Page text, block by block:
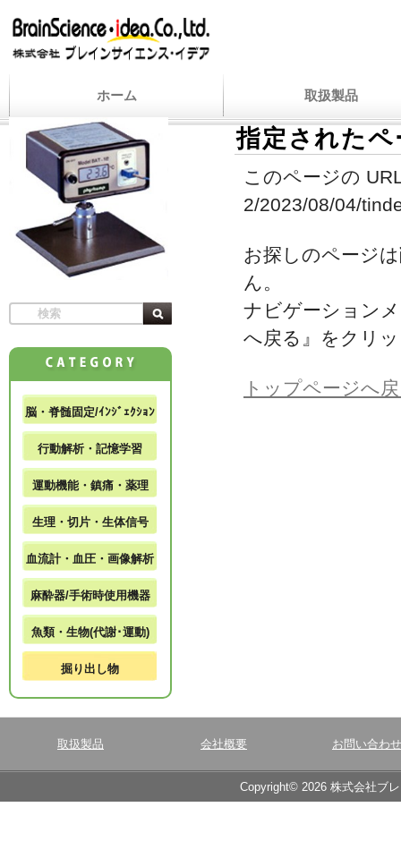
ホーム 取扱製品
指定された
このページの
2/2023/08/04/
お探しのページ
ん。
ナビゲーション
へ戻る』をクリ
トップページへ
脳・脊髄固定/ｲﾝｼﾞｪｸｼｮﾝ
行動解析・記憶学習
運動機能・鎮痛・薬理
生理・切片・生体信号
血流計・血圧・画像解析
麻酔器/手術時使用機器
魚類・生物(代謝･運動)
掘り出し物
取扱製品 会社概要 お問い合わせ
Copyright© 2026 株式会社ブ